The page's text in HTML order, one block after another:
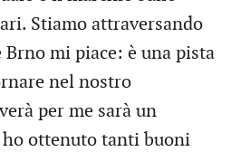
Stiamo attraversando
mi piace: è una pista
nel nostro
per me sarà un
ho ottenuto tanti buoni